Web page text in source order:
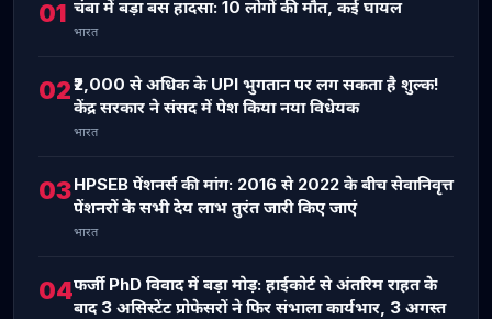
01 चंबा में बड़ा बस हादसा: 10 लोगों की मौत, कई घायल
भारत
02₹2,000 से अधिक के UPI भुगतान पर लग सकता है शुल्क!
केंद्र सरकार ने संसद में पेश किया नया विधेयक
भारत
03HPSEB पेंशनर्स की मांग: 2016 से 2022 के बीच सेवानिवृत्त
पेंशनरों के सभी देय लाभ तुरंत जारी किए जाएं
भारत
04फर्जी PhD विवाद में बड़ा मोड़: हाईकोर्ट से अंतरिम राहत के
बाद 3 असिस्टेंट प्रोफेसरों ने फिर संभाला कार्यभार, 3 अगस्त